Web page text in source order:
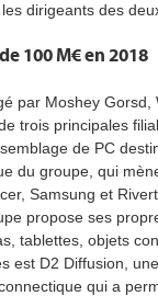
dirigeants des
100 M€ en 2018
par Moshey
trois principales
de PC
du groupe, qui
Samsung et
propose ses
tablettes, objets
est D2 Diffusion,
qui a